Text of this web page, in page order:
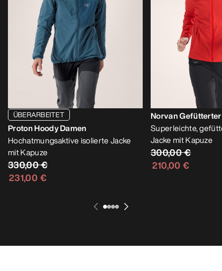
ÜBERARBEITET
Proton Hoody Damen
Hochatmungsaktive isolierte Jacke
mit Kapuze
330,00 €
231,00 €
Norvan
Superleichte,
Jacke mit Kapuze
300,00 €
210,00 €